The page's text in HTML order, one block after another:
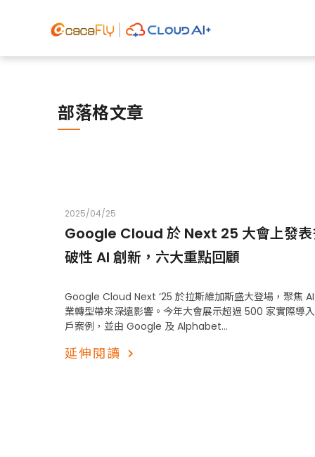
部落格文章
2025/04/25
Google Cloud 於 Next 25 大會上發表
破性 AI 創新，六大重點回顧
Google Cloud Next ’25 於拉斯維加斯盛大登場，聚焦
業轉型帶來深遠影響。今年大會展示超過 500 家實際導
戶案例，並由 Google 及 Alphabet...
延伸閱讀